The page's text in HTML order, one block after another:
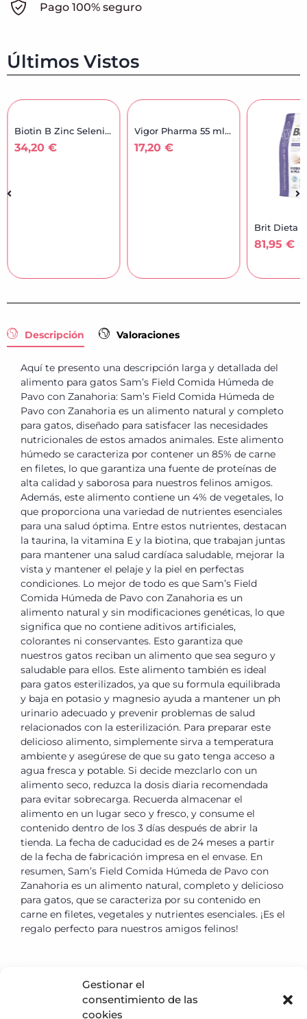
Gestionar el
consentimiento de las
cookies
Pago 100% seguro
Últimos Vistos
Biotin B Zinc Selenio 60...
34,20 €
Vigor Pharma 55 ml |...
17,20€
81,95€
Descripción Valoraciones
Aquí te presento una descripción larga y detallada del
alimento para gatos Sam’s Field Comida Húmeda de
Pavo con Zanahoria: Sam’s Field Comida Húmeda de
Pavo con Zanahoria es un alimento natural y completo
para gatos, diseñado para satisfacer las necesidades
nutricionales de estos amados animales. Este alimento
húmedo se caracteriza por contener un 85% de carne
en filetes, lo que garantiza una fuente de proteínas de
alta calidad y saborosa para nuestros felinos amigos.
Además, este alimento contiene un 4% de vegetales, lo
que proporciona una variedad de nutrientes esenciales
para una salud óptima. Entre estos nutrientes, destacan
la taurina, la vitamina E y la biotina, que trabajan juntas
para mantener una salud cardíaca saludable, mejorar la
vista y mantener el pelaje y la piel en perfectas
condiciones. Lo mejor de todo es que Sam’s Field
Comida Húmeda de Pavo con Zanahoria es un
alimento natural y sin modificaciones genéticas, lo que
significa que no contiene aditivos artificiales,
colorantes ni conservantes. Esto garantiza que
nuestros gatos reciban un alimento que sea seguro y
saludable para ellos. Este alimento también es ideal
para gatos esterilizados, ya que su formula equilibrada
y baja en potasio y magnesio ayuda a mantener un ph
urinario adecuado y prevenir problemas de salud
relacionados con la esterilización. Para preparar este
delicioso alimento, simplemente sirva a temperatura
ambiente y asegúrese de que su gato tenga acceso a
agua fresca y potable. Si decide mezclarlo con un
alimento seco, reduzca la dosis diaria recomendada
para evitar sobrecarga. Recuerda almacenar el
alimento en un lugar seco y fresco, y consume el
contenido dentro de los 3 días después de abrir la
tienda. La fecha de caducidad es de 24 meses a partir
de la fecha de fabricación impresa en el envase. En
resumen, Sam’s Field Comida Húmeda de Pavo con
Zanahoria es un alimento natural, completo y delicioso
para gatos, que se caracteriza por su contenido en
carne en filetes, vegetales y nutrientes esenciales. ¡Es el
regalo perfecto para nuestros amigos felinos!
Política de privacidad